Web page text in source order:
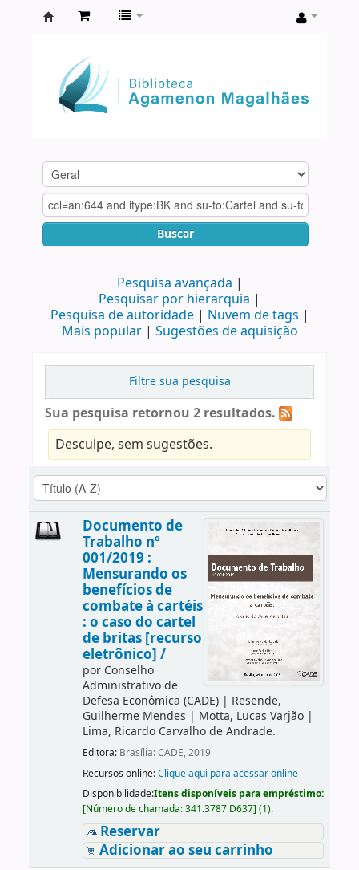
Agamenon
Magalhães
Buscar
Pesquisa avançada
Pesquisar por hierarquia
Pesquisa de autoridade
Nuvem de tags
Mais popular
Sugestões de aquisição
Filtre sua pesquisa
Sua pesquisa retornou 2 resultados.
Desculpe, sem sugestões.
Documento de
Trabalho nº
001/2019 :
Mensurando os
benefícios de
combate à cartéis
: o caso do cartel
de britas [recurso
eletrônico] /
por Conselho
Administrativo de
Defesa Econômica (CADE)| Resende,
Guilherme Mendes | Motta, Lucas Varjão|
Lima, Ricardo Carvalho de Andrade.
Editora: Brasília: CADE, 2019
Recursos online:Clique aqui para acessar online
Disponibilidade:Itens disponíveis para empréstimo:
[Número de chamada:341.3787 D637] (1).
Reservar
Adicionar ao seu carrinho